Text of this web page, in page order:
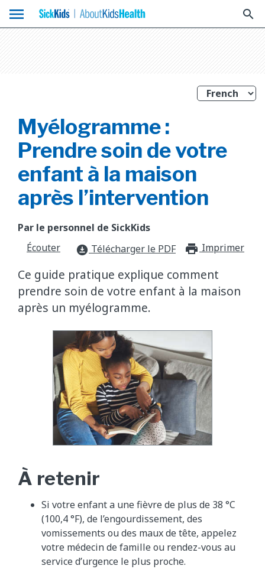
menu search
Myélogramme :
Prendre soin de votre
enfant à la maison
après l’intervention
Par le personnel de SickKids
Écouter
download_for_offline Télécharger le PDF Imprimer
Ce guide pratique explique comment
prendre soin de votre enfant à la maison
après un myélogramme.
À retenir
Si votre enfant a une fièvre de plus de 38 °C
(100,4 °F), de l’engourdissement, des
vomissements ou des maux de tête, appelez
votre médecin de famille ou rendez-vous au
service d’urgence le plus proche.